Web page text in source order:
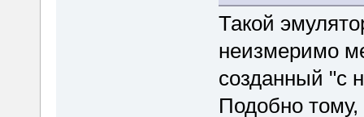
Такой
неизмеримо
созданный "с
Подобно